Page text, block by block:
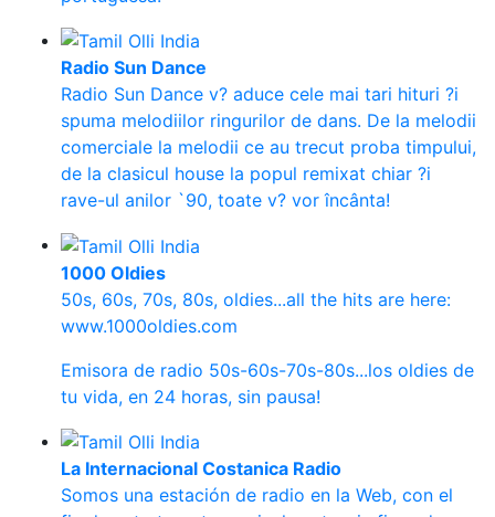
Radio Sun Dance
Radio Sun Dance v? aduce cele mai tari hituri ?i
spuma melodiilor ringurilor de dans. De la melodii
comerciale la melodii ce au trecut proba timpului,
de la clasicul house la popul remixat chiar ?i
rave-ul anilor `90, toate v? vor încânta!
1000 Oldies
50s, 60s, 70s, 80s, oldies...all the hits are here:
www.1000oldies.com
Emisora de radio 50s-60s-70s-80s...los oldies de
tu vida, en 24 horas, sin pausa!
La Internacional Costanica Radio
Somos una estación de radio en la Web, con el